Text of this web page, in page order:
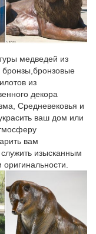
всего
бразды
собачек.
цены,
фигурки для
фигурки
16 см
ценами. У нас
шкатулки
медведей из
из
декора
Средневековья и
ваш дом или
вам
изысканным